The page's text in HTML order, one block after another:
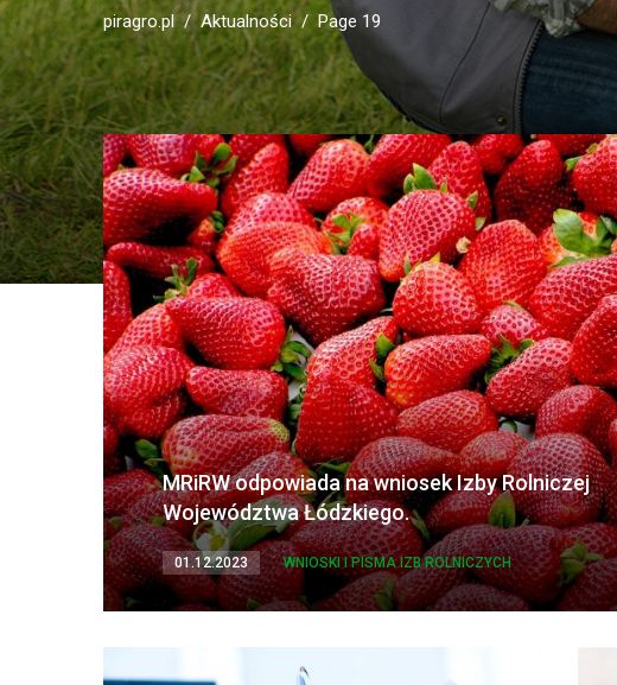
piragro.pl Aktualności Page 19
MRiRW odpowiada na wniosek Izby Rolniczej
Województwa Łódzkiego.
01.12.2023 WNIOSKI I PISMA IZB ROLNICZYCH